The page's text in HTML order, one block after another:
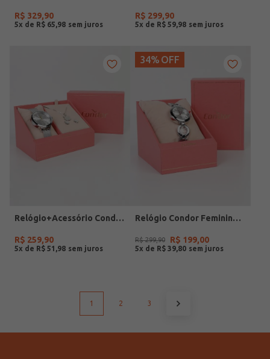
R$ 329,90
5x de R$ 65 98
R$ 299,90
5x de R$ 59 98
Relógio+Acessório Condor Feminino PRATA
R$ 259,90
5x de R$ 51 98
34% OFF
Relógio Condor Feminino PRATA
R$ 299,90 R$ 199,00
5x de R$ 39 80
1 2 3